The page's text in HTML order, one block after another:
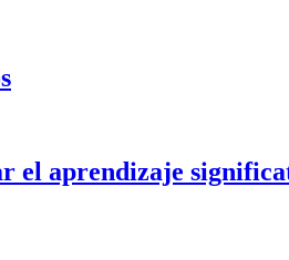
el aprendizaje